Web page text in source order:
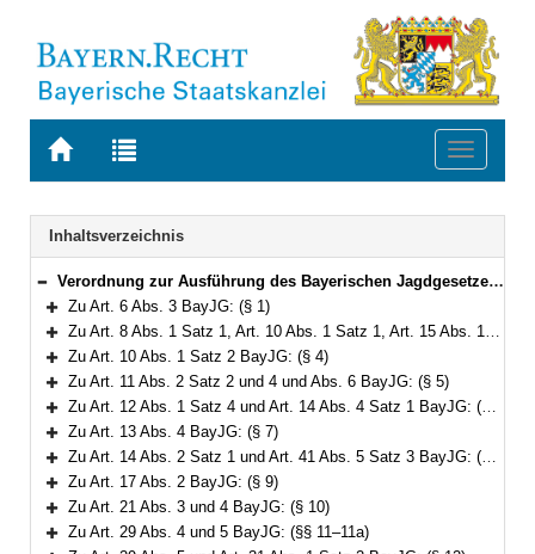
Zur
BAYERN.RECHT
Zur
letzten
Suche
Toggle
Navigation
Inhaltsverzeichnis
Bereich reduzieren
Verordnung zur Ausführung des Bayerischen Jagdgesetzes (AVBayJG) Vom 1. März 1983 (GVBl. S. 51) BayRS 792-2-W (§§ 1–35)
Bereich erweitern
Zu Art. 6 Abs. 3 BayJG: (§ 1)
Bereich erweitern
Zu Art. 8 Abs. 1 Satz 1, Art. 10 Abs. 1 Satz 1, Art. 15 Abs. 1 Satz 1 und Art. 16 Abs. 1 Satz 1 BayJG: (§§ 2–3)
Bereich erweitern
Zu Art. 10 Abs. 1 Satz 2 BayJG: (§ 4)
Bereich erweitern
Zu Art. 11 Abs. 2 Satz 2 und 4 und Abs. 6 BayJG: (§ 5)
Bereich erweitern
Zu Art. 12 Abs. 1 Satz 4 und Art. 14 Abs. 4 Satz 1 BayJG: (§ 6)
Bereich erweitern
Zu Art. 13 Abs. 4 BayJG: (§ 7)
Bereich erweitern
Zu Art. 14 Abs. 2 Satz 1 und Art. 41 Abs. 5 Satz 3 BayJG: (§ 8)
Bereich erweitern
Zu Art. 17 Abs. 2 BayJG: (§ 9)
Bereich erweitern
Zu Art. 21 Abs. 3 und 4 BayJG: (§ 10)
Bereich erweitern
Zu Art. 29 Abs. 4 und 5 BayJG: (§§ 11–11a)